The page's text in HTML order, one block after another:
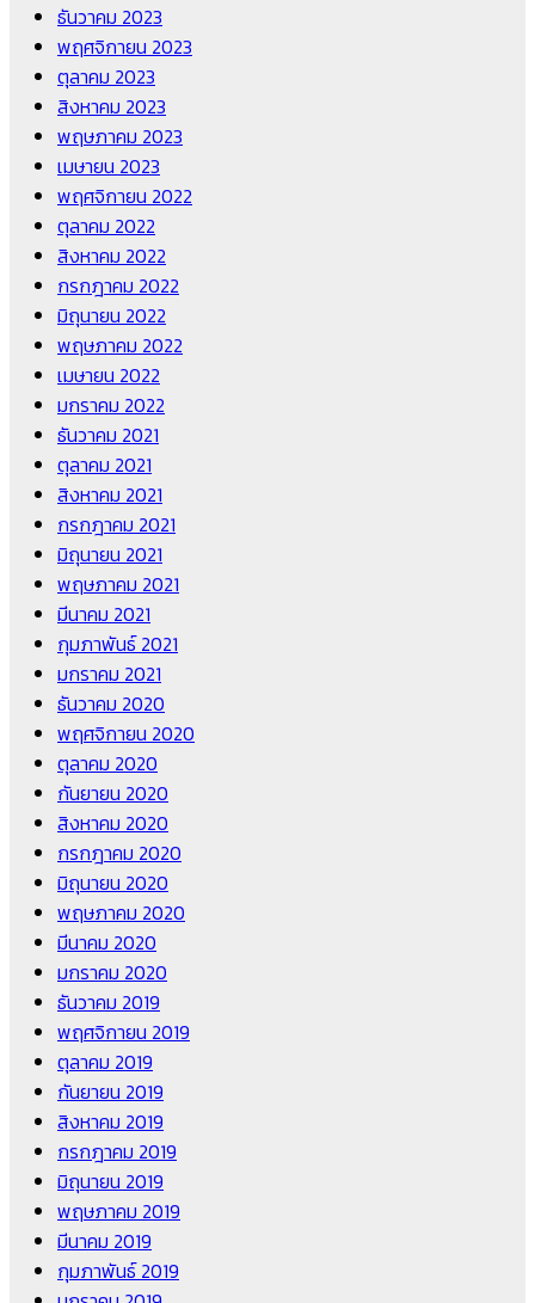
ธันวาคม 2023
พฤศจิกายน 2023
ตุลาคม 2023
สิงหาคม 2023
พฤษภาคม 2023
เมษายน 2023
พฤศจิกายน 2022
ตุลาคม 2022
สิงหาคม 2022
กรกฎาคม 2022
มิถุนายน 2022
พฤษภาคม 2022
เมษายน 2022
มกราคม 2022
ธันวาคม 2021
ตุลาคม 2021
สิงหาคม 2021
กรกฎาคม 2021
มิถุนายน 2021
พฤษภาคม 2021
มีนาคม 2021
กุมภาพันธ์ 2021
มกราคม 2021
ธันวาคม 2020
พฤศจิกายน 2020
ตุลาคม 2020
กันยายน 2020
สิงหาคม 2020
กรกฎาคม 2020
มิถุนายน 2020
พฤษภาคม 2020
มีนาคม 2020
มกราคม 2020
ธันวาคม 2019
พฤศจิกายน 2019
ตุลาคม 2019
กันยายน 2019
สิงหาคม 2019
กรกฎาคม 2019
มิถุนายน 2019
พฤษภาคม 2019
มีนาคม 2019
กุมภาพันธ์ 2019